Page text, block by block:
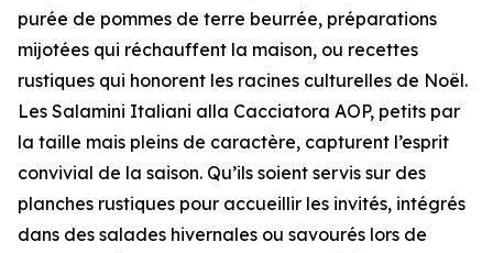
purée de pommes de terre beurrée, préparations
mijotées qui réchauffent la maison, ou recettes
rustiques qui honorent les racines culturelles de Noël.
Les Salamini Italiani alla Cacciatora AOP, petits par
la taille mais pleins de caractère, capturent l’esprit
convivial de la saison. Qu’ils soient servis sur des
planches rustiques pour accueillir les invités, intégrés
dans des salades hivernales ou savourés lors de